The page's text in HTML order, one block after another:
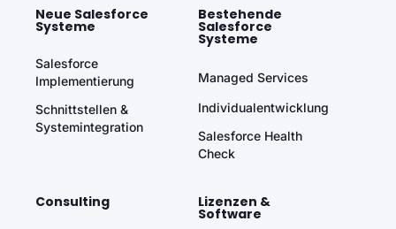
Neue Salesforce
Systeme
Salesforce
Implementierung
Schnittstellen &
Systemintegration
Bestehende
Salesforce
Systeme
Managed Services
Individualentwicklung
Salesforce Health
Check
Consulting Lizenzen &
Software